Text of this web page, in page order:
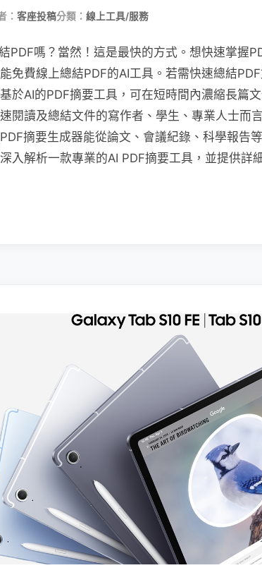
： 客座投稿分類： 線上工具/服務
PDF嗎？當然！這是最快的方式。想快速掌握
免費線上總結PDF的AI工具。若需快速總結
於AI的PDF摘要工具，可在短時間內濃縮長篇
閱讀及總結文件的寫作者、學生、專業人士而
摘要生成器能從論文、會議紀錄、科學報告
入解析一款專業的AI PDF摘要工具，並提供詳